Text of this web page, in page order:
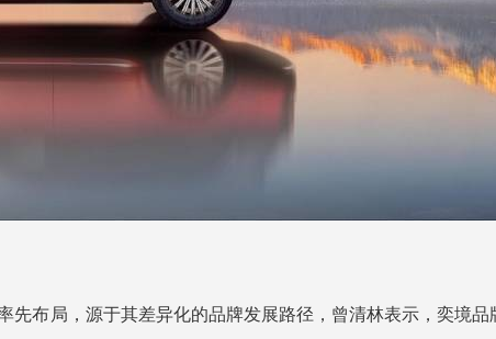
布局，源于其差异化的品牌发展路径，曾清林表示，奕境